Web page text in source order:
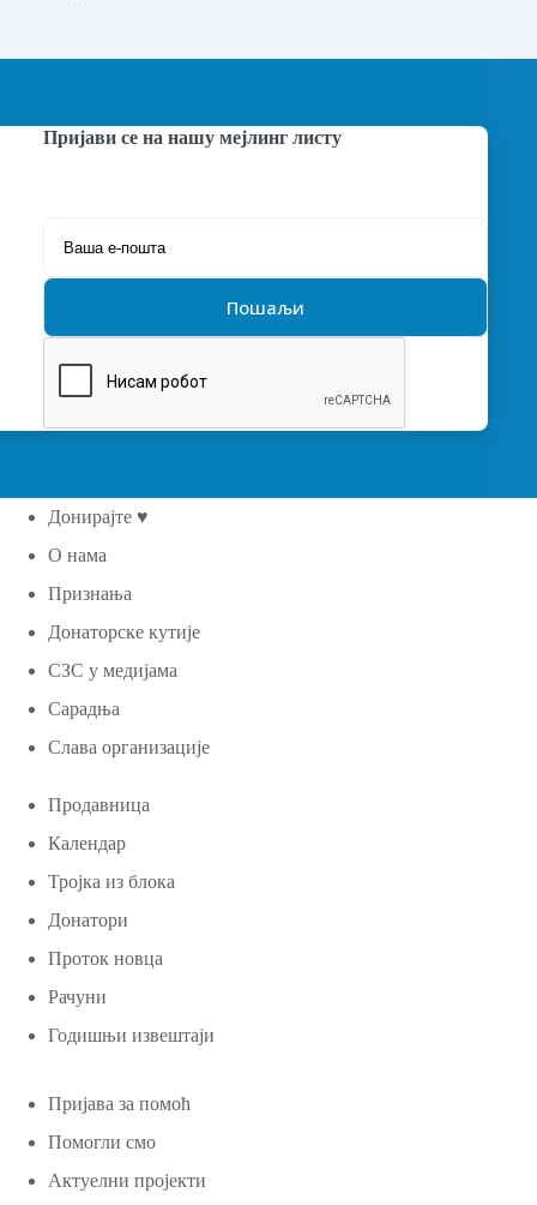
Пријави се на нашу мејлинг листу
Донирајте ♥
О нама
Признања
Донаторске кутије
СЗС у медијама
Сарадња
Слава организације
Продавница
Календар
Тројка из блока
Донатори
Проток новца
Рачуни
Годишњи извештаји
Пријава за помоћ
Помогли смо
Актуелни пројекти